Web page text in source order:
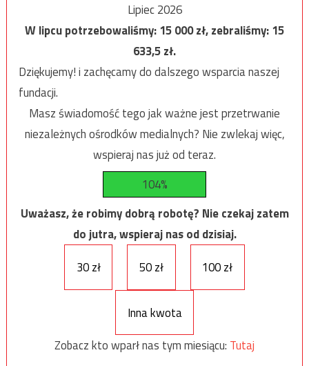
Lipiec 2026
W lipcu potrzebowaliśmy:15 000zł, zebraliśmy:15
633,5zł.
Dziękujemy! i zachęcamy do dalszego wsparcia naszej
fundacji.
Masz świadomość tego jak ważne jest przetrwanie
niezależnych ośrodków medialnych? Nie zwlekaj więc,
wspieraj nas już od teraz.
104%
Uważasz, że robimy dobrą robotę? Nie czekaj zatem
do jutra, wspieraj nas od dzisiaj.
30 zł
50 zł 100 zł
Inna kwota
Zobacz kto wparł nas tym miesiącu: Tutaj